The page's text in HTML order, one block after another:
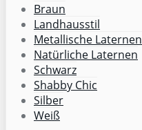
Braun
Landhausstil
Metallische Laternen
Natürliche Laternen
Schwarz
Shabby Chic
Silber
Weiß